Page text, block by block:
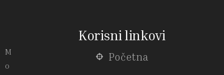
M
o
Korisni linkovi
Početna